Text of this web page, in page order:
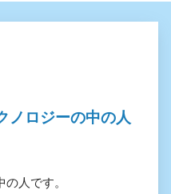
ノロジーの中の人
人です。